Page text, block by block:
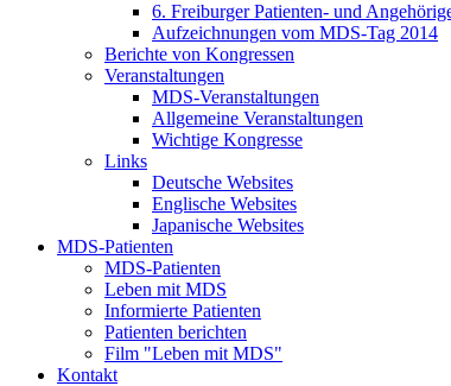
6. Freiburger Patienten- und
Aufzeichnungen vom MDS-Tag 2014
Berichte von Kongressen
Veranstaltungen
MDS-Veranstaltungen
Allgemeine Veranstaltungen
Wichtige Kongresse
Links
Deutsche Websites
Englische Websites
Japanische Websites
MDS-Patienten
MDS-Patienten
Leben mit MDS
Informierte Patienten
Patienten berichten
Film "Leben mit MDS"
Kontakt